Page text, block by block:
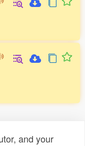
and your